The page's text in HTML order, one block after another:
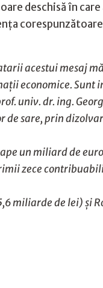
deschisă în
acestui mesaj
economice.
univ. dr. ing.
de sare, prin
un miliard de
zece
miliarde de lei)